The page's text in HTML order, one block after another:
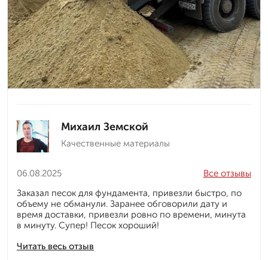
Михаил Земской
Качественные материалы
06.08.2025
Читать весь отзыв
Все отзывы
Заказал песок для фундамента, привезли быстро, по
объему не обманули. Заранее обговорили дату и
время доставки, привезли ровно по времени, минута
в минуту. Супер! Песок хороший!